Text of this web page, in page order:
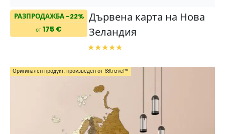
РАЗПРОДАЖБА -22%
от 175 €
Дървена карта на Нова
Зеландия
Оригинален продукт, произведен от 68travel™️